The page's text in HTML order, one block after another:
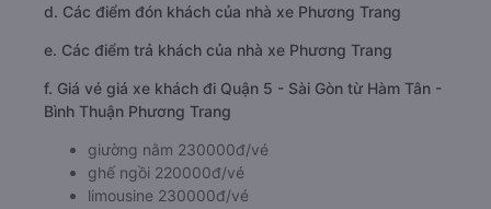
d. Các điểm đón khách của nhà xe Phương Trang
e. Các điểm trả khách của nhà xe Phương Trang
f. Giá vé giá xe khách đi Quận 5 - Sài Gòn từ Hàm Tân -
Bình Thuận Phương Trang
giường nằm 230000đ/vé
ghế ngồi 220000đ/vé
limousine 230000đ/vé